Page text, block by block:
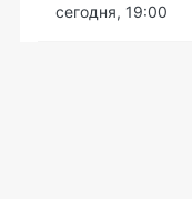
сегодня, 19:00